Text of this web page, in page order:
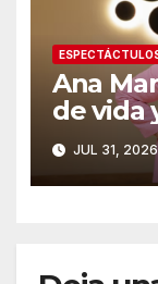
Ana
de vida
anuncia
JUL 31,